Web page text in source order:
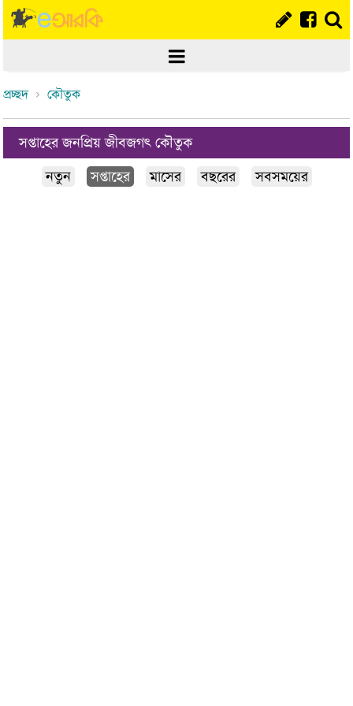
প্রচ্ছদ কৌতুক
সপ্তাহের জনপ্রিয় জীবজগৎ কৌতুক
নতুন
সপ্তাহের মাসের বছরের সবসময়ের